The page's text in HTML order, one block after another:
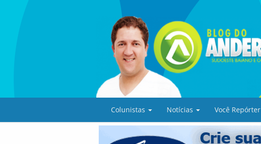
Colunistas Notícias Você Repórter